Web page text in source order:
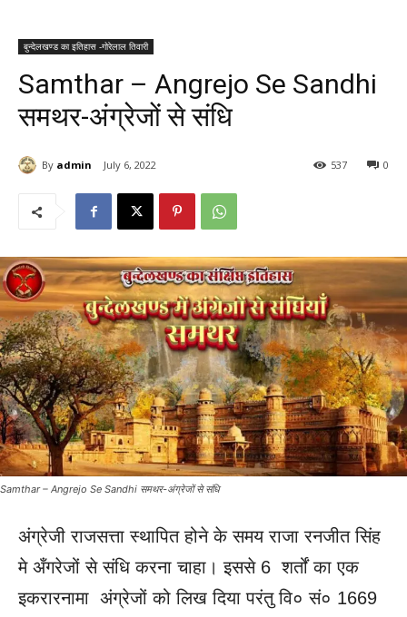
बुन्देलखण्ड का इतिहास -गोरेलाल तिवारी
Samthar – Angrejo Se Sandhi
समथर-अंग्रेजों से संधि
By admin July 6, 2022 0
537
Samthar – Angrejo Se Sandhi समथर-अंग्रेजों से संधि
अंग्रेजी राजसत्ता स्थापित होने के समय राजा रनजीत सिंह
मे अँगरेजों से संधि करना चाहा। इससे 6 शर्तों का एक
इकरारनामा अंग्रेजों को लिख दिया परंतु वि० सं० 1669